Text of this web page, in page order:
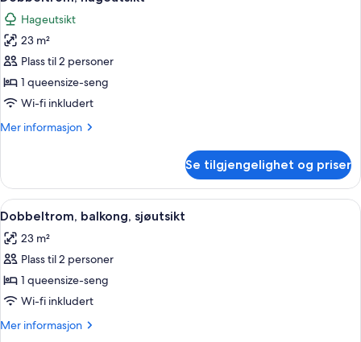
alle
bildene
av
Dobbeltrom,
hageutsikt
Hageutsikt
23 m²
Plass til 2 personer
1 queensize-seng
Wi-fi inkludert
Mer informasjon
Mer
hageutsikt
Se tilgjengelighet og priser
Åpne
alle
bildene
av
Dobbeltrom,
balkong,
sjøutsikt
Dobbeltrom, balkong, sjøutsikt |
3
Dobbeltrom, balkong, sjøutsikt
23 m²
Plass til 2 personer
1 queensize-seng
Wi-fi inkludert
Mer informasjon
Mer